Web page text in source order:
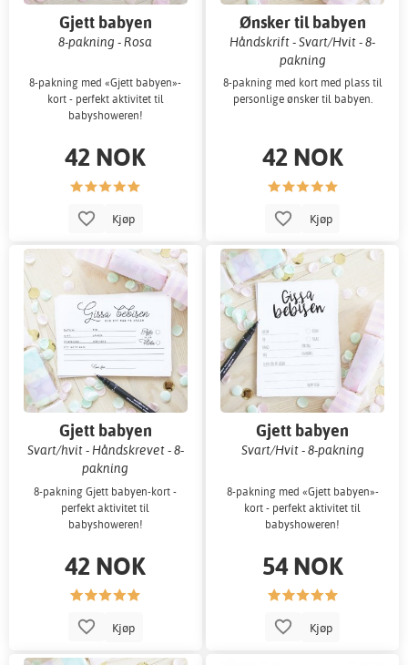
Gjett babyen
8-pakning - Rosa
8-pakning med «Gjett babyen»-
kort - perfekt aktivitet til
babyshoweren!
42 NOK
Kjøp
Ønsker til babyen
Håndskrift - Svart/Hvit - 8-
pakning
8-pakning med kort med plass til
personlige ønsker til babyen.
42 NOK
Kjøp
Gjett babyen
Svart/hvit - Håndskrevet - 8-
pakning
8-pakning Gjett babyen-kort -
perfekt aktivitet til
babyshoweren!
42 NOK
Kjøp
Gjett babyen
Svart/Hvit - 8-pakning
8-pakning med «Gjett babyen»-
kort - perfekt aktivitet til
babyshoweren!
54 NOK
Kjøp